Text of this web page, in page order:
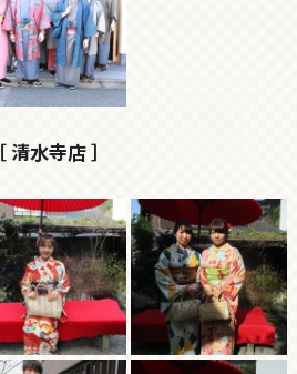
［ 清水寺店 ］